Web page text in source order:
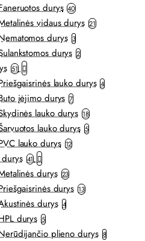
durys 40
vidaus durys 21
durys 3
durys 2
51
lauko durys 4
įėjimo durys 7
lauko durys 18
lauko durys 5
lauko durys 12
41
durys 23
durys 13
durys 4
durys 5
plieno durys 8